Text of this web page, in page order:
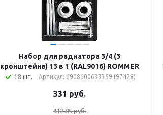
Набор для радиатора 3/4 (3
кронштейна) 13 в 1 (RAL9016) ROMMER
18 шт. Артикул: 6908600633359 (97428)
331 руб.
412.85 руб.